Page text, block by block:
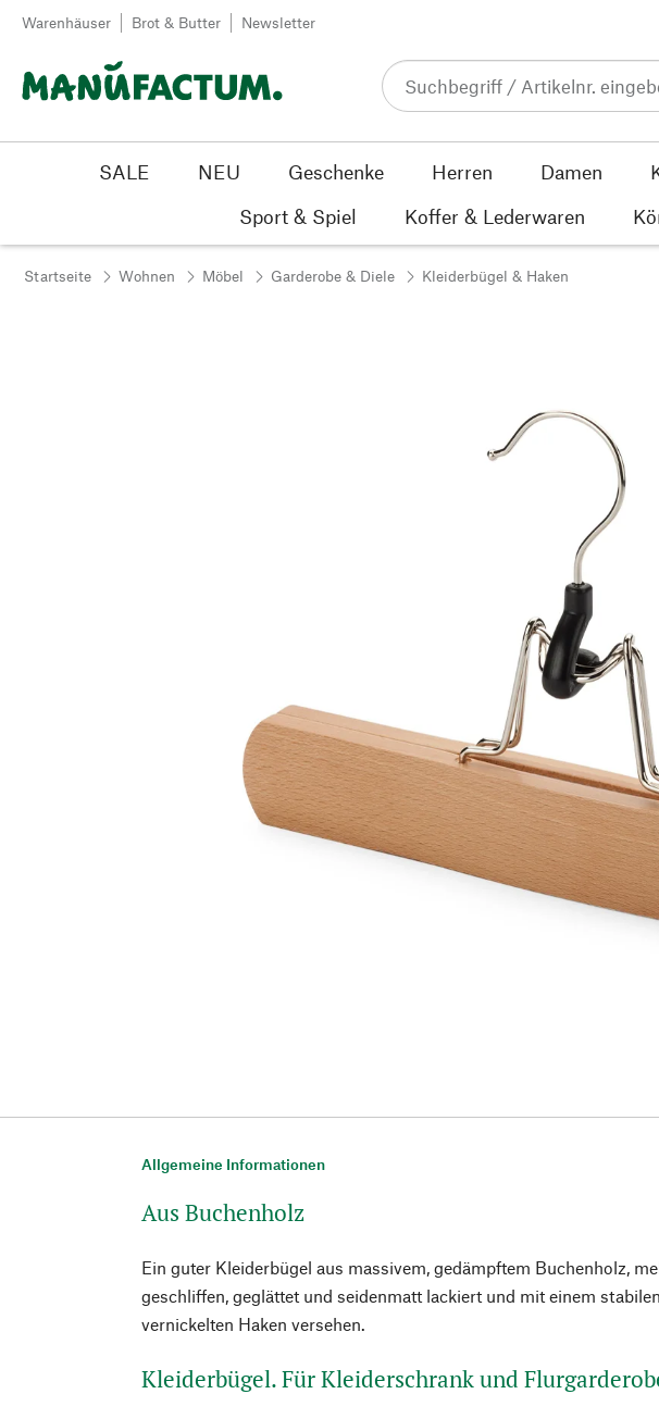
Zum Inhalt springen
Warenhäuser Brot & Butter Newsletter
SALE NEU Geschenke Herren Damen
Sport & Spiel
Koffer & Lederwaren
Startseite Wohnen Möbel Garderobe & Diele Kleiderbügel & Haken
Allgemeine Informationen
Aus Buchenholz
Ein guter Kleiderbügel aus massivem, gedämpftem Buchenholz,
geschliffen, geglättet und seidenmatt lackiert und mit einem
vernickelten Haken versehen.
Kleiderbügel. Für Kleiderschrank und